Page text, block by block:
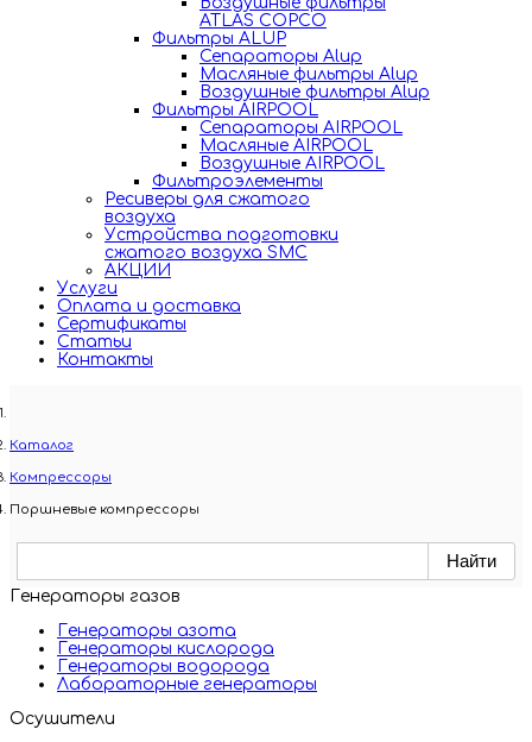
ATLAS COPCO
Фильтры ALUP
Сепараторы Alup
Масляные фильтры Alup
Воздушные фильтры Alup
Фильтры AIRPOOL
Сепараторы AIRPOOL
Масляные AIRPOOL
Воздушные AIRPOOL
Фильтроэлементы
Ресиверы для сжатого
воздуха
Устройства подготовки
сжатого воздуха SMC
АКЦИИ
Услуги
Оплата и доставка
Сертификаты
Статьи
Контакты
Каталог
Компрессоры
Поршневые компрессоры
Генераторы газов
Генераторы азота
Генераторы кислорода
Генераторы водорода
Лабораторные генераторы
Осушители